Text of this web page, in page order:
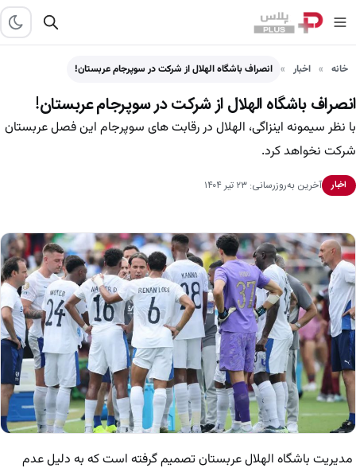
خانه اخبار انصراف باشگاه الهلال از شرکت در سوپرجام عربستان!
انصراف باشگاه الهلال از شرکت در سوپرجام عربستان!
با نظر سیمونه اینزاگی، الهلال در رقابت های سوپرجام این فصل عربستان
شرکت نخواهد کرد.
اخبار آخرین به‌روزرسانی: ۲۳ تیر ۱۴۰۴
مدیریت باشگاه الهلال عربستان تصمیم گرفته است که به دلیل عدم